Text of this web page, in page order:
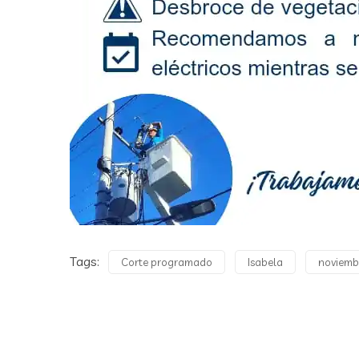
Tags: Corte programado Isabela